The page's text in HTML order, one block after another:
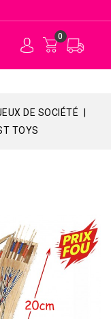
0
DE SOCIÉTÉ
TOYS